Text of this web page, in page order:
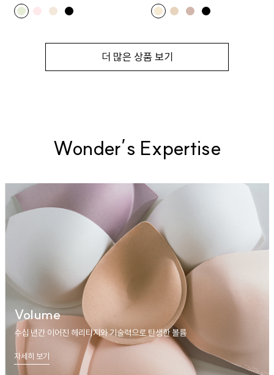
더 많은 상품 보기
Wonder’s Expertise
Volume
수십 년간 이어진 헤리티지와 기술력으로 탄생한 볼륨
자세히 보기